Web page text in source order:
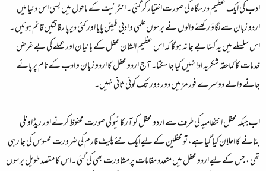
ادب کی ایک عظیم درسگاہ کی صورت اختیار کر گئی ۔ انٹرنیٹ کے ماحول میں بسی اس دنیا میں
اردو زبان سے لگاؤ رکھنے والوں نے برسوں علمی و ادبی فیض پایا اور کئی دیرپا رفاقتیں قائم ہوئیں ۔
اس سلسلے میں یہ کہنا بے جا نہ ہو گا کہ اس عظیم الشان محفل کے بانیان اور عملے کی بے غرض
خدمات کا کماحقہ شکریہ ادا نہیں کیا جا سکتا۔ آج اردو محفل کا اردو زبان و ادب کے نام پر پائے
جانے والے دوسرے فورمز میں دور دور تک کوئی ثانی نہیں۔
اب جبکہ محفل انتظامیہ کی طرف سے اردو محفل کو آرکائیو کی صورت محفوظ کرنے اور ریڈ اونلی
بنانے کا اعلان کیا گیا ہے، تومحفلین کے لیے ایک نئے پلیٹ فارم کی ضرورت محسوس کی جا رہی
تھی ، جس کے لیے اردو محفل میں متعدد مقامات پر مشاورت بھی کی گئی ۔اس کا مقصد طویل برسوں